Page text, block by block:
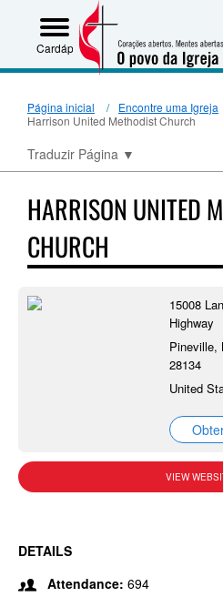
Cardápio
Página inicial
Encontre uma Igreja
Harrison United Methodist Church
Traduzir Página ▼
HARRISON UNITED
CHURCH
15008
Highway
Pineville,
28134
United
VIEW
DETAILS
Attendance: 694